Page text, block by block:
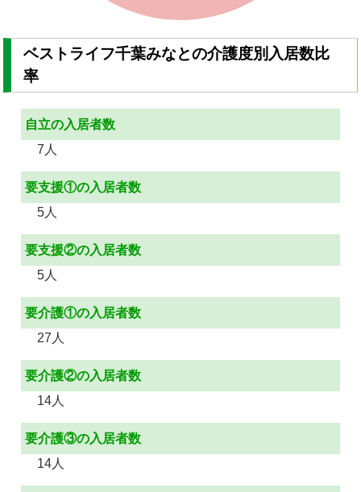
ベストライフ千葉みなとの介護度別入居数比
率
自立の入居者数
7人
要支援①の入居者数
5人
要支援②の入居者数
5人
要介護①の入居者数
27人
要介護②の入居者数
14人
要介護③の入居者数
14人